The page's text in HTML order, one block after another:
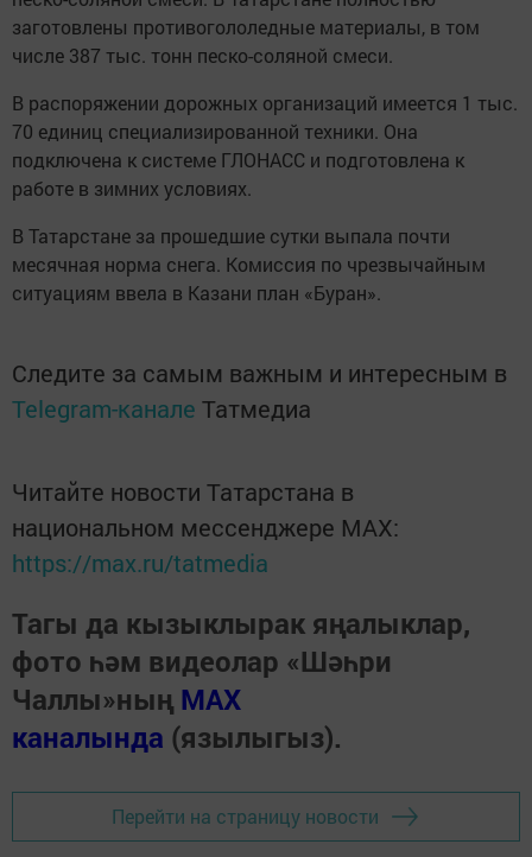
заготовлены противогололедные материалы, в том
числе 387 тыс. тонн песко-соляной смеси.
В распоряжении дорожных организаций имеется 1 тыс.
70 единиц специализированной техники. Она
подключена к системе ГЛОНАСС и подготовлена к
работе в зимних условиях.
В Татарстане за прошедшие сутки выпала почти
месячная норма снега. Комиссия по чрезвычайным
ситуациям ввела в Казани план «Буран».
Следите за самым важным и интересным в
Telegram-канале Татмедиа
Читайте новости Татарстана в
национальном мессенджере MАХ:
https://max.ru/tatmedia
Тагы да кызыклырак яңалыклар,
фото һәм видеолар «Шәһри
Чаллы»ның MAX
каналында (язылыгыз).
Перейти на страницу новости